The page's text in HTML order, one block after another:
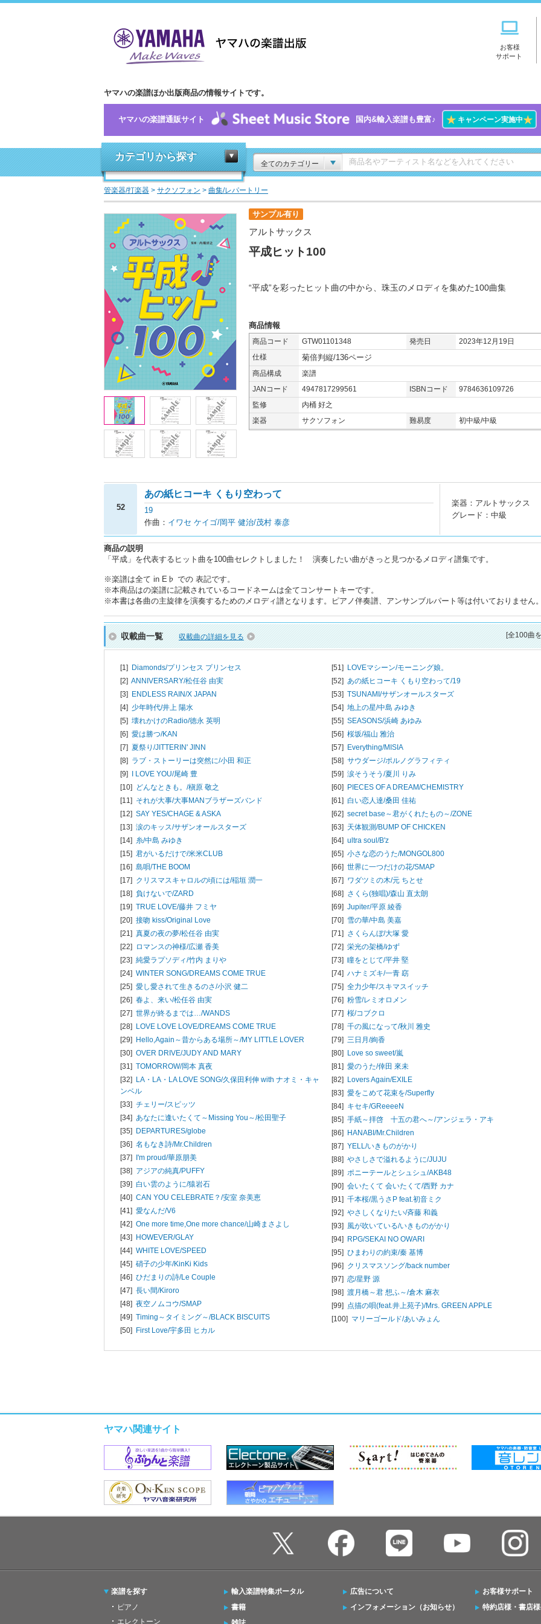
お客様
サポート
ヤマハの楽譜ほか出版商品の情報サイトです。
ヤマハの楽譜通販サイト 国内&輸入楽譜も豊富♪ ★キャンペーン実施中★
カテゴリから探す
全てのカテゴリー
管楽器/打楽器 > サクソフォン > 曲集/レパートリー
サンプル有り
アルトサックス
平成ヒット100
“平成”を彩ったヒット曲の中から、珠玉のメロディを集めた100曲集
商品情報
商品コード GTW01101348 発売日
2023年12月19日
仕様
菊倍判縦/136ページ
商品構成
楽譜
JANコード
4947817299561 ISBNコード
9784636109726
監修
内桶 好之
楽器
サクソフォン 難易度 初中級/中級
52
あの紙ヒコーキ くもり空わって
19
作曲： イワセ ケイゴ/岡平 健治/茂村 泰彦
楽器：アルトサックス
グレード：中級
商品の説明
「平成」を代表するヒット曲を100曲セレクトしました！ 演奏したい曲がきっと見つかるメロディ譜集です。
※楽譜は全て in E♭ での 表記です。
※本商品はの楽譜に記載されているコードネームは全てコンサートキーです。
※本書は各曲の主旋律を演奏するためのメロディ譜となります。ピアノ伴奏譜、アンサンブルパート等は付いておりません。
収載曲一覧 収載曲の詳細を見る [全100曲
[1] Diamonds/プリンセス プリンセス
[2] ANNIVERSARY/松任谷 由実
[3] ENDLESS RAIN/X JAPAN
[4] 少年時代/井上 陽水
[5] 壊れかけのRadio/徳永 英明
[6] 愛は勝つ/KAN
[7] 夏祭り/JITTERIN' JINN
[8] ラブ・ストーリーは突然に/小田 和正
[9] I LOVE YOU/尾崎 豊
[10] どんなときも。/槇原 敬之
[11] それが大事/大事MANブラザーズバンド
[12] SAY YES/CHAGE & ASKA
[13] 涙のキッス/サザンオールスターズ
[14] 糸/中島 みゆき
[15] 君がいるだけで/米米CLUB
[16] 島唄/THE BOOM
[17] クリスマスキャロルの頃には/稲垣 潤一
[18] 負けないで/ZARD
[19] TRUE LOVE/藤井 フミヤ
[20] 接吻 kiss/Original Love
[21] 真夏の夜の夢/松任谷 由実
[22] ロマンスの神様/広瀬 香美
[23] 純愛ラプソディ/竹内 まりや
[24] WINTER SONG/DREAMS COME TRUE
[25] 愛し愛されて生きるのさ/小沢 健二
[26] 春よ、来い/松任谷 由実
[27] 世界が終るまでは…/WANDS
[28] LOVE LOVE LOVE/DREAMS COME TRUE
[29] Hello,Again～昔からある場所～/MY LITTLE LOVER
[30] OVER DRIVE/JUDY AND MARY
[31] TOMORROW/岡本 真夜
[32] LA・LA・LA LOVE SONG/久保田利伸 with ナオミ・キャ
ンベル
[33] チェリー/スピッツ
[34] あなたに逢いたくて～Missing You～/松田聖子
[35] DEPARTURES/globe
[36] 名もなき詩/Mr.Children
[37] I'm proud/華原朋美
[38] アジアの純真/PUFFY
[39] 白い雲のように/猿岩石
[40] CAN YOU CELEBRATE？/安室 奈美恵
[41] 愛なんだ/V6
[42] One more time,One more chance/山崎まさよし
[43] HOWEVER/GLAY
[44] WHITE LOVE/SPEED
[45] 硝子の少年/KinKi Kids
[46] ひだまりの詩/Le Couple
[47] 長い間/Kiroro
[48] 夜空ノムコウ/SMAP
[49] Timing～タイミング～/BLACK BISCUITS
[50] First Love/宇多田 ヒカル
[51] LOVEマシーン/モーニング娘。
[52] あの紙ヒコーキ くもり空わって/19
[53] TSUNAMI/サザンオールスターズ
[54] 地上の星/中島 みゆき
[55] SEASONS/浜崎 あゆみ
[56] 桜坂/福山 雅治
[57] Everything/MISIA
[58] サウダージ/ポルノグラフィティ
[59] 涙そうそう/夏川 りみ
[60] PIECES OF A DREAM/CHEMISTRY
[61] 白い恋人達/桑田 佳祐
[62] secret base～君がくれたもの～/ZONE
[63] 天体観測/BUMP OF CHICKEN
[64] ultra soul/B'z
[65] 小さな恋のうた/MONGOL800
[66] 世界に一つだけの花/SMAP
[67] ワダツミの木/元 ちとせ
[68] さくら(独唱)/森山 直太朗
[69] Jupiter/平原 綾香
[70] 雪の華/中島 美嘉
[71] さくらんぼ/大塚 愛
[72] 栄光の架橋/ゆず
[73] 瞳をとじて/平井 堅
[74] ハナミズキ/一青 窈
[75] 全力少年/スキマスイッチ
[76] 粉雪/レミオロメン
[77] 桜/コブクロ
[78] 千の風になって/秋川 雅史
[79] 三日月/絢香
[80] Love so sweet/嵐
[81] 愛のうた/倖田 來未
[82] Lovers Again/EXILE
[83] 愛をこめて花束を/Superfly
[84] キセキ/GReeeeN
[85] 手紙～拝啓 十五の君へ～/アンジェラ・アキ
[86] HANABI/Mr.Children
[87] YELL/いきものがかり
[88] やさしさで溢れるように/JUJU
[89] ポニーテールとシュシュ/AKB48
[90] 会いたくて 会いたくて/西野 カナ
[91] 千本桜/黒うさP feat.初音ミク
[92] やさしくなりたい/斉藤 和義
[93] 風が吹いている/いきものがかり
[94] RPG/SEKAI NO OWARI
[95] ひまわりの約束/秦 基博
[96] クリスマスソング/back number
[97] 恋/星野 源
[98] 渡月橋～君 想ふ～/倉木 麻衣
[99] 点描の唄(feat.井上苑子)/Mrs. GREEN APPLE
[100] マリーゴールド/あいみょん
ヤマハ関連サイト
楽譜を探す
ピアノ
エレクトーン
輸入楽譜特集ポータル
書籍
広告について
インフォメーション（お知らせ）
お客様サポート
特約店様・書店